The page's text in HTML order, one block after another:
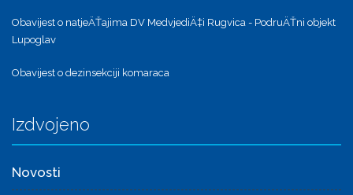
Obavijest o natjeÄŤajima DV MedvjediÄ‡i Rugvica - PodruÄŤni objekt
Lupoglav
Obavijest o dezinsekciji komaraca
Izdvojeno
Novosti